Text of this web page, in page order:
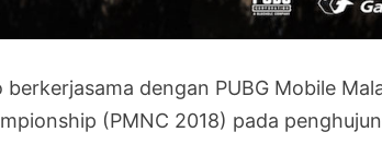
berkerjasama dengan PUBG Mobile
(PMNC 2018) pada